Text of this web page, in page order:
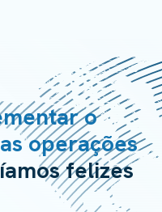
o
operações
felizes